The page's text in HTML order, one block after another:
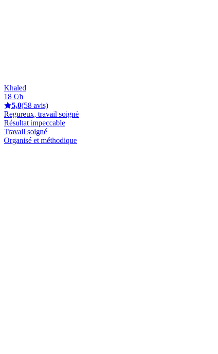
Khaled
18 €/h
5,0(58 avis)
Regureux, travail soignè
Résultat impeccable
Travail soigné
Organisé et méthodique